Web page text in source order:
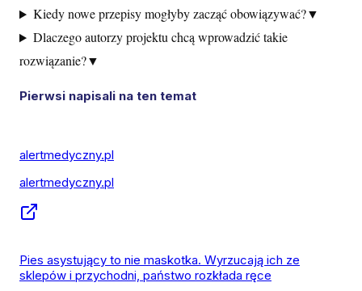
Kiedy nowe przepisy mogłyby zacząć obowiązywać?▼
Dlaczego autorzy projektu chcą wprowadzić takie
rozwiązanie?▼
Pierwsi napisali na ten temat
alertmedyczny.pl
alertmedyczny.pl
Pies asystujący to nie maskotka. Wyrzucają ich ze
sklepów i przychodni, państwo rozkłada ręce